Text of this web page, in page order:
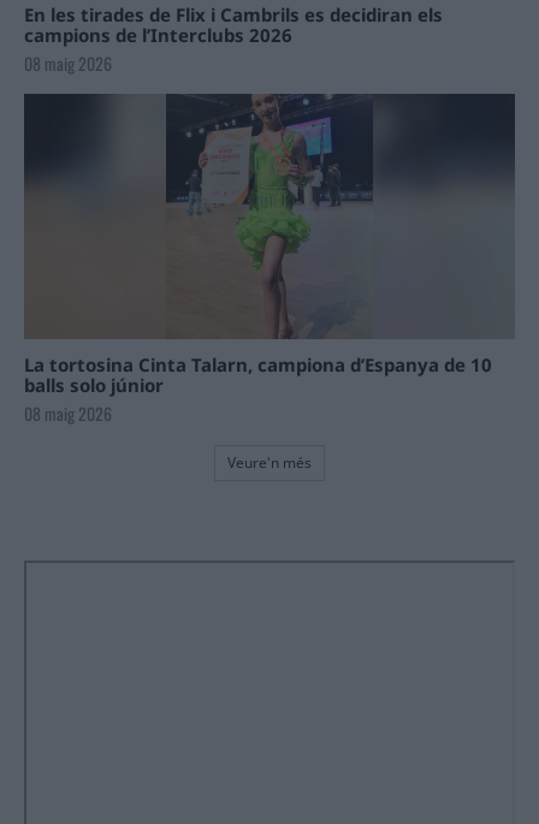
En les tirades de Flix i Cambrils es decidiran els
campions de l’Interclubs 2026
08 maig 2026
La tortosina Cinta Talarn, campiona d’Espanya de 10
balls solo júnior
08 maig 2026
Veure'n més